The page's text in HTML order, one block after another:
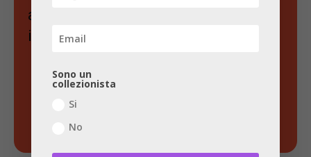
analisi scelte per chi colleziona e
investe con strategia.
Sono un
collezionista
Si
No